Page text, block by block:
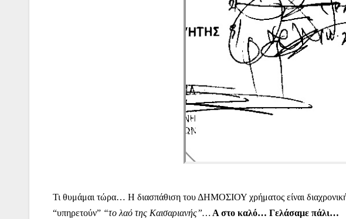
Τι θυμάμαι τώρα… Η διασπάθιση του ΔΗΜΟΣΙΟΥ χρήματος είναι
“υπηρετούν” “το λαό της Καισαριανής”… Α στο καλό… Γελάσαμε πάλι…